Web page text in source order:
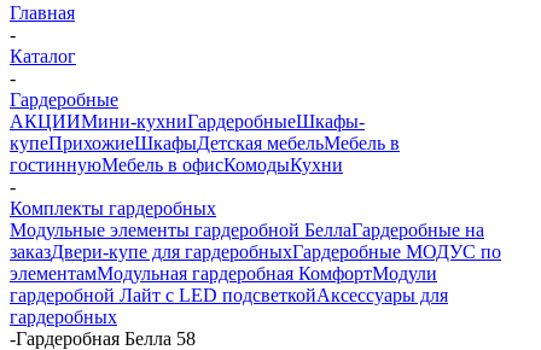
Главная
-
Каталог
-
Гардеробные
АКЦИИМини-кухниГардеробныеШкафы-
купеПрихожиеШкафыДетская мебельМебель в
гостиннуюМебель в офисКомодыКухни
-
Комплекты гардеробных
Модульные элементы гардеробной БеллаГардеробные на
заказДвери-купе для гардеробныхГардеробные МОДУС по
элементамМодульная гардеробная КомфортМодули
гардеробной Лайт с LED подсветкойАксессуары для
гардеробных
-Гардеробная Белла 58